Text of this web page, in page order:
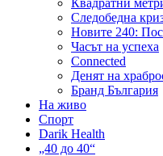
Квадратни
Следобедна
Новите 240:
Часът на успеха
Connected
Денят на
Бранд България
На живо
Спорт
Darik Health
„40 до 40“